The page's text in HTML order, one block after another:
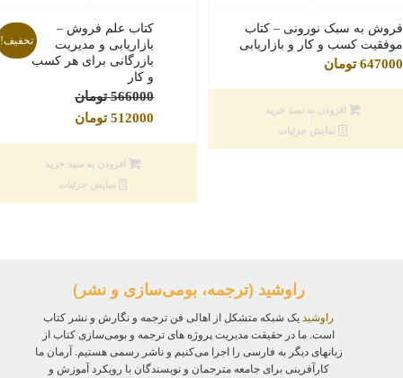
فروش به سبک نورونی – کتاب
موفقیت کسب و کار و بازاریابی
647000 تومان
افزودن به سبد خرید
نمایش جزئیات
کتاب علم فروش –
بازاریابی و مدیریت
بازرگانی برای هر کسب
و کار
566000 تومان
بود.
512000 تومانقیمت
است.
تخفیف!
افزودن به سبد خرید
نمایش جزئیات
راوشید (ترجمه، بومی‌سازی و نشر)
راوشید یک شبکه متشکل از اهالی فن ترجمه و نگارش و نشر کتاب
است. ما در حقیقت مدیریت پروژه‌ های ترجمه و بومی‌سازی کتاب از
زبانهای دیگر به فارسی را اجرا می‌کنیم و ناشر رسمی هستیم. آرمان ما
کارآفرینی برای جامعه مترجمان و نویسندگان با رویکرد آموزش و